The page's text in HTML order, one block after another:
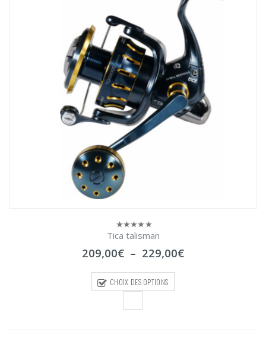
0
5
Tica talisman
209,00€ – 229,00€Plage
CHOIX DES OPTIONS